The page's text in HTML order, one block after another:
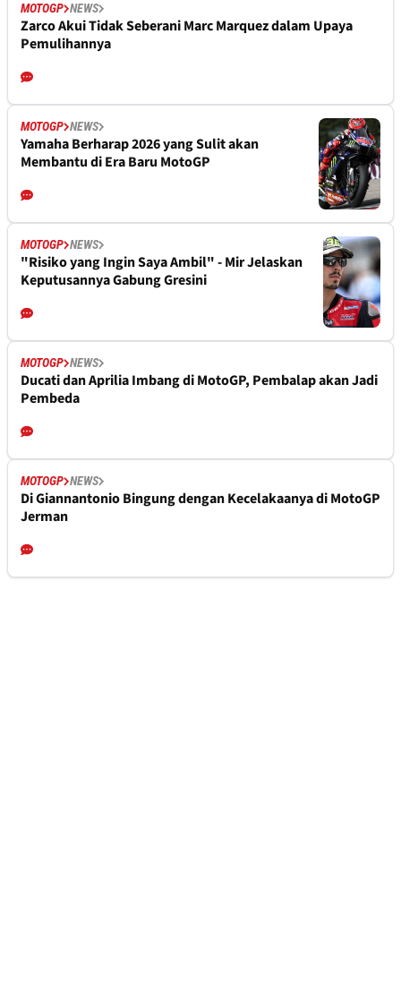
MOTOGP NEWS
Zarco Akui Tidak Seberani Marc Marquez dalam Upaya
Pemulihannya
MOTOGP NEWS
Yamaha Berharap 2026 yang Sulit akan
Membantu di Era Baru MotoGP
MOTOGP NEWS
"Risiko yang Ingin Saya Ambil" - Mir Jelaskan
Keputusannya Gabung Gresini
MOTOGP NEWS
Ducati dan Aprilia Imbang di MotoGP, Pembalap akan Jadi
Pembeda
MOTOGP NEWS
Di Giannantonio Bingung dengan Kecelakaanya di MotoGP
Jerman